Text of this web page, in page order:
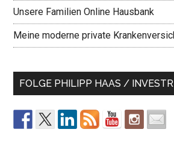
Unsere Familien Online Hausbank
Meine moderne private
FOLGE PHILIPP HAAS /